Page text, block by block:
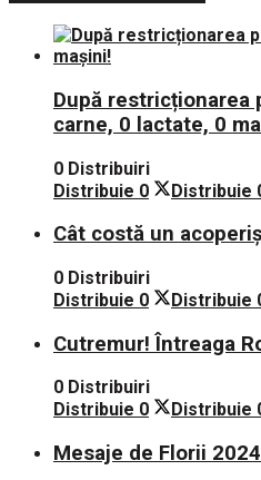
După restricționarea
carne, 0 lactate, 0
0 Distribuiri
Distribuie 0 Distribuie
Cât costă un
0 Distribuiri
Distribuie 0 Distribuie
Cutremur! Întreaga
0 Distribuiri
Distribuie 0 Distribuie
Mesaje de Florii